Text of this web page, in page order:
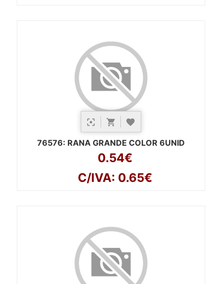
76576: RANA GRANDE COLOR 6UNID
0.54€
C/IVA: 0.65€